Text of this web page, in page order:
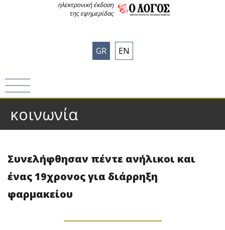
ηλεκτρονική έκδοση
της εφημερίδας
GR EN
κοινωνία
Συνελήφθησαν πέντε ανήλικοι και
ένας 19χρονος για διάρρηξη
φαρμακείου